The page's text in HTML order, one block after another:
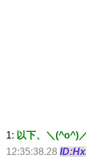
1: 以下、＼(^o^)
12:35:38.28